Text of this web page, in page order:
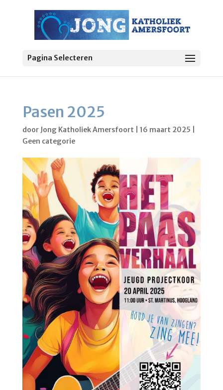
Pagina Selecteren
Pasen 2025
door Jong Katholiek Amersfoort 16 maart 2025
Geen categorie